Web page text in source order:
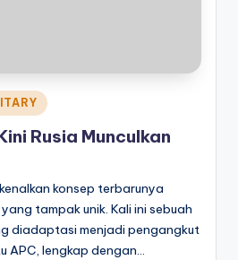
Rusia Munculkan
konsep terbarunya
tampak unik. Kali ini sebuah
diadaptasi menjadi pengangkut
APC, lengkap dengan…